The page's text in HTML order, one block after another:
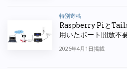
特別寄稿
Raspberry Piと
用いたポート開放不
2026年4月1日掲載